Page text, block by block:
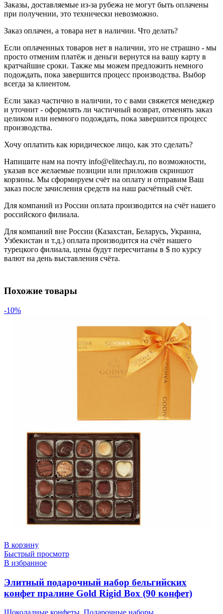
Заказы, доставляемые из-за рубежа не могут быть оплачены
при получении, это технически невозможно.
Заказ оплачен, а товара нет в наличии. Что делать?
Если оплаченных товаров нет в наличии, это не страшно - мы
просто отменим платёж и деньги вернутся на вашу карту в
кратчайшие сроки. Также мы можем предложить немного
подождать, пока завершится процесс производства. Выбор
всегда за клиентом.
Если заказ частично в наличии, то с вами свяжется менеджер
и уточнит - оформлять ли частичный возврат, отменять заказ
целиком или немного подождать, пока завершится процесс
производства.
Хочу оплатить как юридическое лицо, как это сделать?
Напишите нам на почту info@elitechay.ru, по возможности,
указав все желаемые позиции или приложив скриншот
корзины. Мы сформируем счёт на оплату и отправим Ваш
заказ после зачисления средств на наш расчётный счёт.
Для компаний из России оплата производится на счёт нашего
российского филиала.
Для компаний вне России (Казахстан, Беларусь, Украина,
Узбекистан и т.д.) оплата производится на счёт нашего
турецкого филиала, цены будут пересчитаны в $ по курсу
валют на день выставления счёта.
Похожие товары
-10%
В корзину
Быстрый просмотр
В избранное
Элитный подарочный набор бельгийских
конфет пралине Gold Rigid Box (90 конфет)